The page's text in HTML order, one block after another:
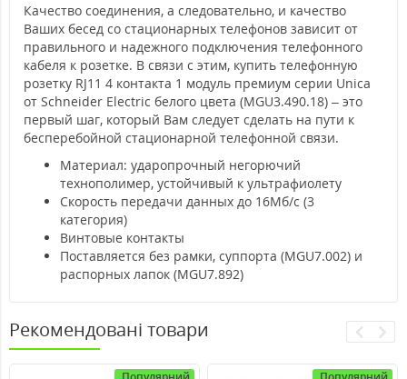
Качество соединения, а следовательно, и качество
Ваших бесед со стационарных телефонов зависит от
правильного и надежного подключения телефонного
кабеля к розетке. В связи с этим, купить телефонную
розетку RJ11 4 контакта 1 модуль премиум серии Unica
от Schneider Electric белого цвета (MGU3.490.18) – это
первый шаг, который Вам следует сделать на пути к
бесперебойной стационарной телефонной связи.
Материал: ударопрочный негорючий
технополимер, устойчивый к ультрафиолету
Скорость передачи данных до 16Мб/с (3
категория)
Винтовые контакты
Поставляется без рамки, суппорта (MGU7.002) и
распорных лапок (MGU7.892)
Рекомендовані товари